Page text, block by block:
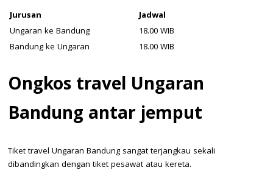
Jurusan
Jadwal
Ungaran ke Bandung
18.00 WIB
Bandung ke Ungaran
18.00 WIB
Ongkos travel Ungaran
Bandung antar jemput
Tiket travel Ungaran Bandung sangat terjangkau sekali
dibandingkan dengan tiket pesawat atau kereta.